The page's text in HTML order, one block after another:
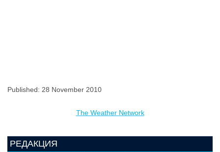
Published: 28 November 2010
The Weather Network
РЕДАКЦИЯ